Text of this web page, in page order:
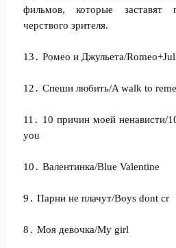
фильмов, которые заставят
черствого зрителя.
13․ Ромео и Джульета/
12․ Спеши любить/A walk to
11․ 10 причин моей ненависти/
you
10․ Валентинка/Blue Valentine
9․ Парни не плачут/Boys dont cr
8․ Моя девочка/My girl